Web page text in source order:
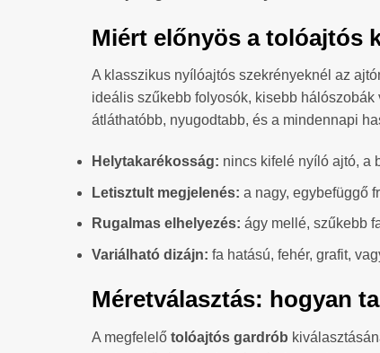
Miért előnyös a tolóajtós
A klasszikus nyílóajtós szekrényeknél az
ideális szűkebb folyosók, kisebb
átláthatóbb, nyugodtabb, és a mindennapi
Helytakarékosság: nincs kifelé nyíló ajtó, a
Letisztult megjelenés: a nagy, egybefüggő
Rugalmas elhelyezés: ágy mellé, szűkebb
Variálható dizájn: fa hatású, fehér, grafit,
Méretválasztás: hogyan
A megfelelő tolóajtós gardrób